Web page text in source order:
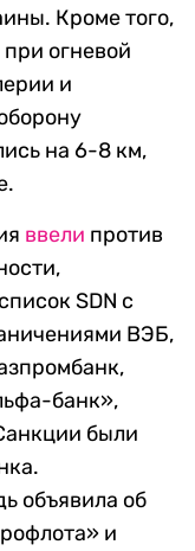
Кроме того,
огневой
и
на 6-8 км,
ввели против
SDN с
ВЭБ,
банк»,
были
объявила об
и